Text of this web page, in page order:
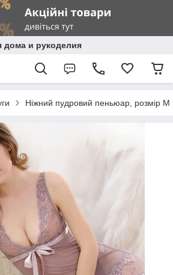
дома и рукоделия
Ніжний пудровий пеньюар, розмір М